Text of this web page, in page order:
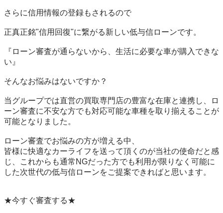
さらに信用情報の登録もされるので
正真正銘"信用回復"に繋がる新しい低与信ローンです。
『ローン審査が通らないから、生活に必要な車が購入できな
い』
そんなお悩みはないですか？
当グループでは直営の買取専門店の豊富な在庫と連携し、ロ
ーン審査に不安な方でも対応可能な車種を取り揃えることが
可能となりました。
ローン審査でお悩みの方が増える中、
皆様に快適なカーライフを送って頂くのが当社の使命だと感
じ、これからも通常NGだった方でも利用が限りなく可能に
した次世代の低与信ローンをご提案できればと思います。
★今すぐ審査する★